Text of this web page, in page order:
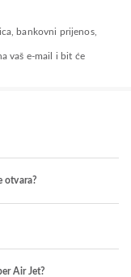
bankovni prijenos,
vaš e-mail i bit će
otvara?
Air Jet?